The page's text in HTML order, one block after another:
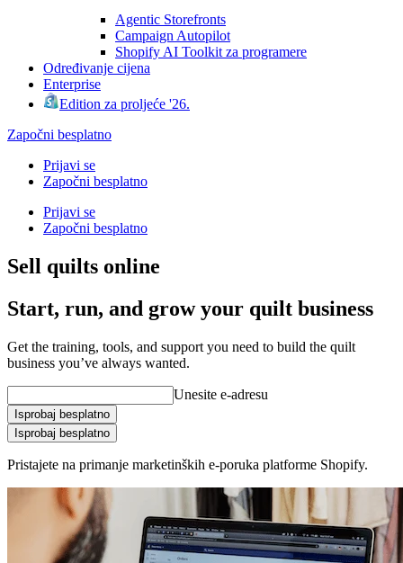
Agentic Storefronts
Campaign Autopilot
Shopify AI Toolkit za programere
Određivanje cijena
Enterprise
Edition za proljeće '26.
Započni besplatno
Prijavi se
Započni besplatno
Prijavi se
Započni besplatno
Sell quilts online
Start, run, and grow your quilt business
Get the training, tools, and support you need to build the quilt
business you’ve always wanted.
Unesite e-adresu
Isprobaj besplatno
Isprobaj besplatno
Pristajete na primanje marketinških e-poruka platforme Shopify.